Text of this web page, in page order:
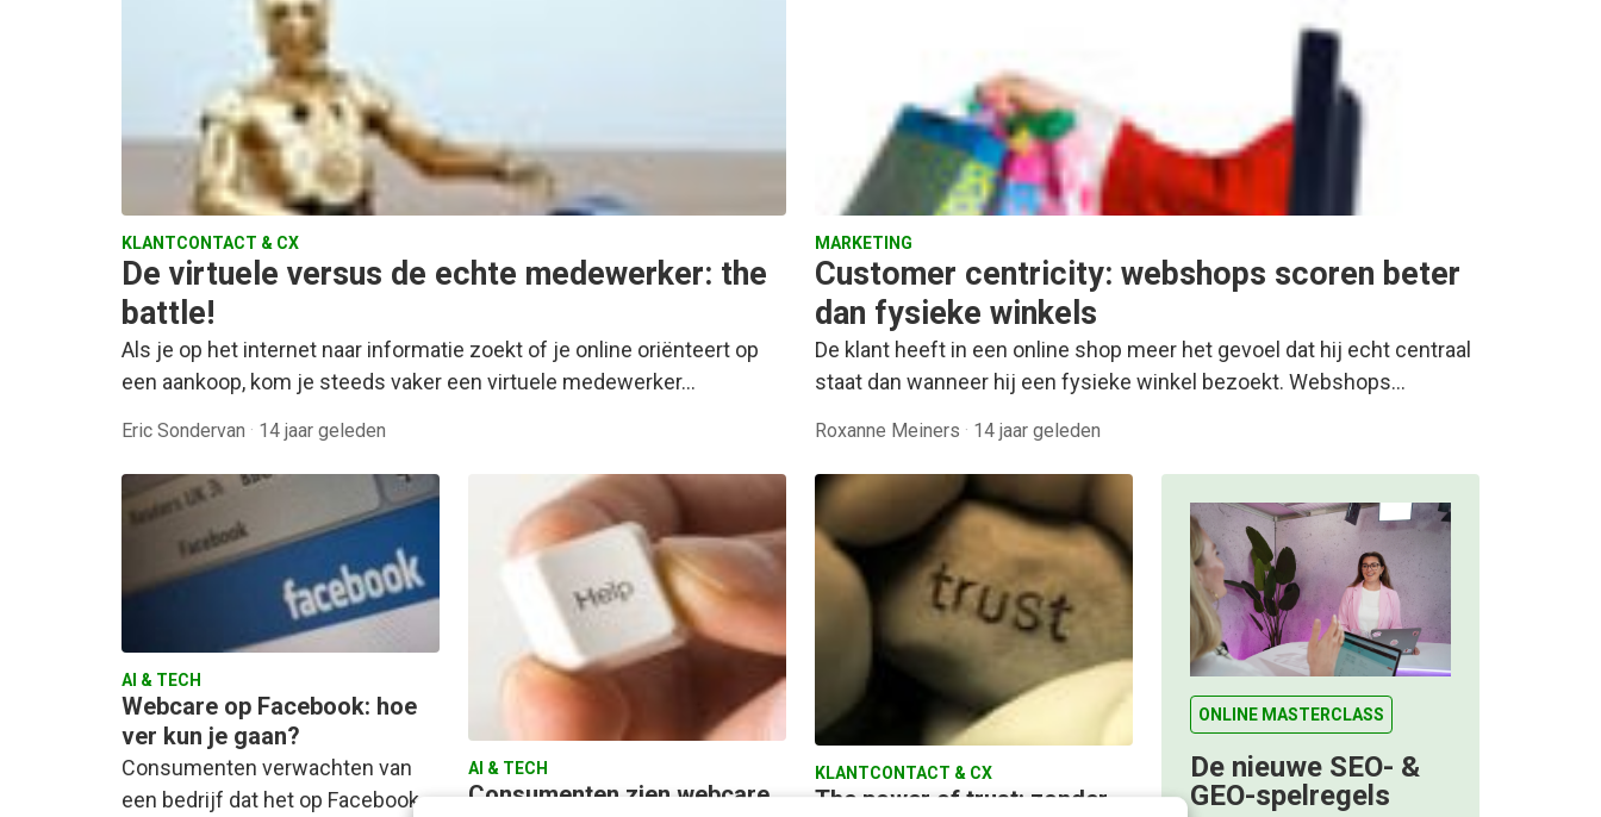
KLANTCONTACT & CX
De virtuele versus de echte medewerker: the
battle!
Als je op het internet naar informatie zoekt of je online oriënteert op
een aankoop, kom je steeds vaker een virtuele medewerker…
Eric Sondervan · 14 jaar geleden
MARKETING
Customer centricity: webshops scoren beter
dan fysieke winkels
De klant heeft in een online shop meer het gevoel dat hij echt centraal
staat dan wanneer hij een fysieke winkel bezoekt. Webshops…
Roxanne Meiners · 14 jaar geleden
AI & TECH
Webcare op Facebook: hoe
ver kun je gaan?
Consumenten verwachten van
een bedrijf dat het op Facebook
AI & TECH
Consumenten zien webcare
KLANTCONTACT & CX
The power of trust: zonder
ONLINE MASTERCLASS
De nieuwe SEO- &
GEO-spelregels